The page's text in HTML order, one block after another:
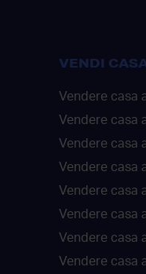
VENDI
Vendere casa
Vendere casa
Vendere casa
Vendere casa
Vendere casa
Vendere casa
Vendere casa
Vendere casa